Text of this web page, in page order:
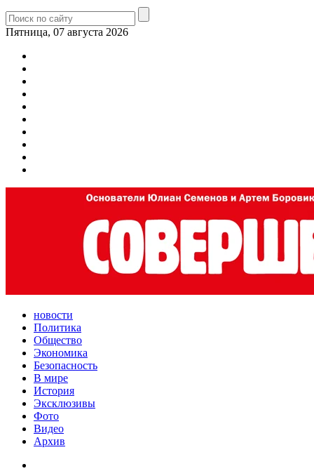
Пятница, 07 августа 2026
новости
Политика
Общество
Экономика
Безопасность
В мире
История
Эксклюзивы
Фото
Видео
Архив